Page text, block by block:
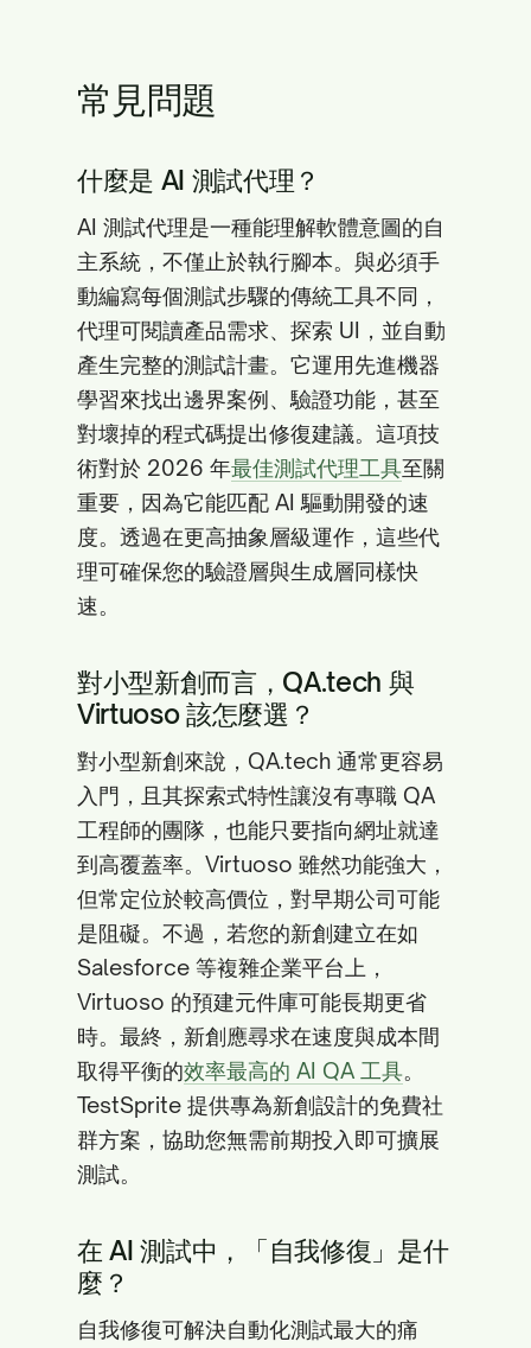
常見問題
什麼是 AI 測試代理？
AI 測試代理是一種能理解軟體意圖的自
主系統，不僅止於執行腳本。與必須手
動編寫每個測試步驟的傳統工具不同，
代理可閱讀產品需求、探索 UI，並自動
產生完整的測試計畫。它運用先進機器
學習來找出邊界案例、驗證功能，甚至
對壞掉的程式碼提出修復建議。這項技
術對於 2026 年最佳測試代理工具至關
重要，因為它能匹配 AI 驅動開發的速
度。透過在更高抽象層級運作，這些代
理可確保您的驗證層與生成層同樣快
速。
對小型新創而言，QA.tech 與
Virtuoso 該怎麼選？
對小型新創來說，QA.tech 通常更容易
入門，且其探索式特性讓沒有專職 QA
工程師的團隊，也能只要指向網址就達
到高覆蓋率。Virtuoso 雖然功能強大，
但常定位於較高價位，對早期公司可能
是阻礙。不過，若您的新創建立在如
Salesforce 等複雜企業平台上，
Virtuoso 的預建元件庫可能長期更省
時。最終，新創應尋求在速度與成本間
取得平衡的效率最高的 AI QA 工具。
TestSprite 提供專為新創設計的免費社
群方案，協助您無需前期投入即可擴展
測試。
在 AI 測試中，「自我修復」是什
麼？
自我修復可解決自動化測試最大的痛